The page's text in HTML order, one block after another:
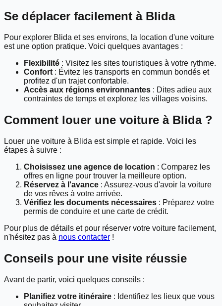
Se déplacer facilement à Blida
Pour explorer Blida et ses environs, la location d'une voiture
est une option pratique. Voici quelques avantages :
Flexibilité : Visitez les sites touristiques à votre rythme.
Confort : Évitez les transports en commun bondés et
profitez d'un trajet confortable.
Accès aux régions environnantes : Dites adieu aux
contraintes de temps et explorez les villages voisins.
Comment louer une voiture à Blida ?
Louer une voiture à Blida est simple et rapide. Voici les
étapes à suivre :
Choisissez une agence de location : Comparez les
offres en ligne pour trouver la meilleure option.
Réservez à l'avance : Assurez-vous d'avoir la voiture
de vos rêves à votre arrivée.
Vérifiez les documents nécessaires : Préparez votre
permis de conduire et une carte de crédit.
Pour plus de détails et pour réserver votre voiture facilement,
n'hésitez pas à nous contacter !
Conseils pour une visite réussie
Avant de partir, voici quelques conseils :
Planifiez votre itinéraire : Identifiez les lieux que vous